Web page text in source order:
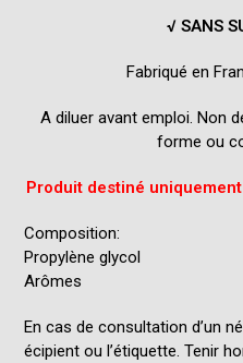
√ SANS
Fabriqué en
A diluer avant emploi. Non
forme ou
Produit destiné
Composition:
Propylène glycol
Arômes
En cas de consultation d’un
écipient ou l’étiquette. Tenir